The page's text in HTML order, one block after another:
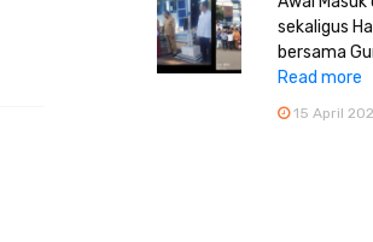
sekaligus
bersama
Read more
15 April